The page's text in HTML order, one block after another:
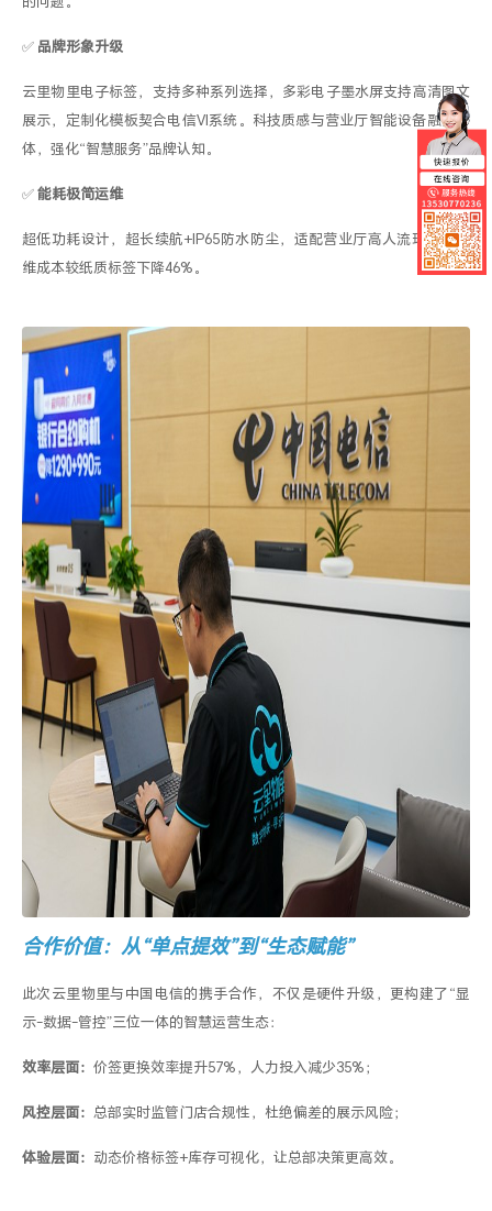
✅ 品牌形象升级
云里物里电子标签，支持多种系列选择，多彩电子墨水屏支持高清图文
展示，定制化模板契合电信VI系统。科技质感与营业厅智能设备融为一
体，强化“智慧服务”品牌认知。
✅能耗极简运维
超低功耗设计，超长续航+IP65防水防尘，适配营业厅高人流环境，运
维成本较纸质标签下降46%。
合作价值：从“单点提效”到“生态赋能”
此次云里物里与中国电信的携手合作，不仅是硬件升级，更构建了“显
示-数据-管控”三位一体的智慧运营生态：
效率层面： 价签更换效率提升57%，人力投入减少35%；
风控层面： 总部实时监管门店合规性，杜绝偏差的展示风险；
体验层面： 动态价格标签+库存可视化，让总部决策更高效。